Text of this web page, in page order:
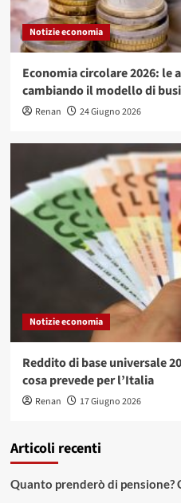
Notizie economia
Economia circolare 2026: le
cambiando il modello di
Renan 24 Giugno 2026
Notizie economia
Reddito di base universale
cosa prevede per l’Italia
Renan 17 Giugno 2026
Articoli recenti
Quanto prenderò di pensione?